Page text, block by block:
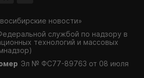
новости»
службой по надзору в
технологий и массовых
Эл № ФС77-89763 от 08 июля